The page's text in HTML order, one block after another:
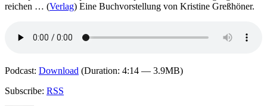
reichen … (Verlag) Eine Buchvorstellung von Kristine Greßhöner.
Podcast: Download (Duration: 4:14 — 3.9MB)
Subscribe: RSS